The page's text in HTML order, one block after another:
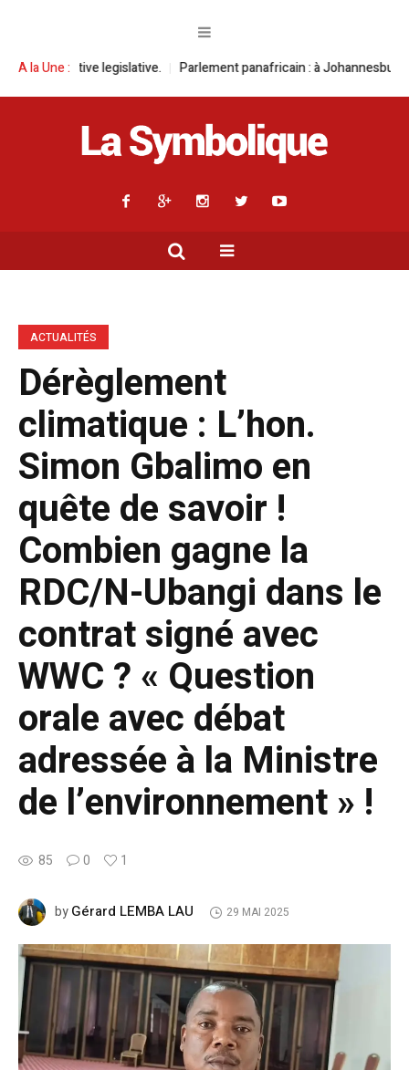
A la Une :Parlement panafricain : à Johannesburg, Aimé Boji
ACTUALITÉS
Dérèglement
climatique : L’hon.
Simon Gbalimo en
quête de savoir !
Combien gagne la
RDC/N-Ubangi dans le
contrat signé avec
WWC ? « Question
orale avec débat
adressée à la Ministre
de l’environnement » !
85 0 1
byGérard LEMBA LAU 29 MAI 2025